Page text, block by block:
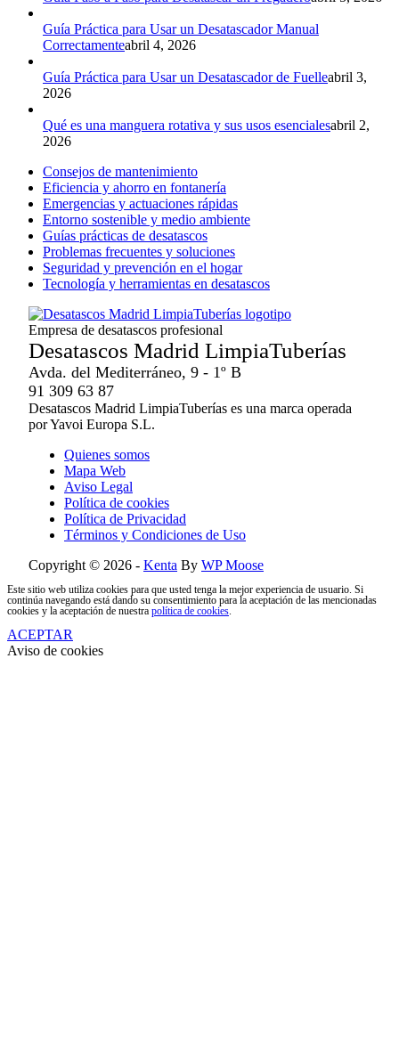
Guía Práctica para Usar un Desatascador Manual
Correctamenteabril 4, 2026
Guía Práctica para Usar un Desatascador de Fuelleabril 3,
2026
Qué es una manguera rotativa y sus usos esencialesabril 2,
2026
Consejos de mantenimiento
Eficiencia y ahorro en fontanería
Emergencias y actuaciones rápidas
Entorno sostenible y medio ambiente
Guías prácticas de desatascos
Problemas frecuentes y soluciones
Seguridad y prevención en el hogar
Tecnología y herramientas en desatascos
Empresa de desatascos profesional
Desatascos Madrid LimpiaTuberías
Avda. del Mediterráneo, 9 - 1º B
91 309 63 87
Desatascos Madrid LimpiaTuberías es una marca operada
por Yavoi Europa S.L.
Quienes somos
Mapa Web
Aviso Legal
Política de cookies
Política de Privacidad
Términos y Condiciones de Uso
Copyright © 2026 - Kenta By WP Moose
Este sitio web utiliza cookies para que usted tenga la mejor experiencia de usuario. Si
continúa navegando está dando su consentimiento para la aceptación de las mencionadas
cookies y la aceptación de nuestra política de cookies
ACEPTAR
Aviso de cookies